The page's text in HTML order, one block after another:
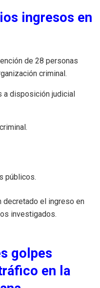
ingresos en
de 28 personas
criminal.
a disposición judicial
públicos.
decretado el ingreso en
investigados.
golpes
en la